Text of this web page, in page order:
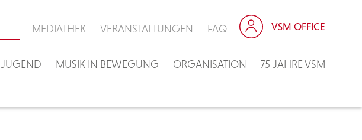
JUGEND MUSIK IN BEWEGUNG ORGANISATION 75 JAHRE VSM
MEDIATHEK VERANSTALTUNGEN FAQ VSM OFFICE